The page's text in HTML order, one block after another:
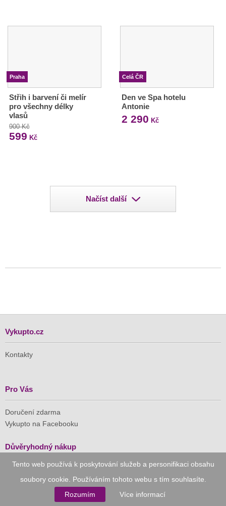
Tento web používá k poskytování služeb a personifikaci obsahu
soubory cookie. Používáním tohoto webu s tím souhlasíte.
Rozumím
Více informací
Praha
Střih i barvení či melír
pro všechny délky
vlasů
900 Kč
599 Kč
Celá ČR
Den ve Spa hotelu
Antonie
2 290 Kč
Načíst další
Vykupto.cz
Kontakty
Pro Vás
Doručení zdarma
Vykupto na Facebooku
Důvěryhodný nákup
komerci (APEK)